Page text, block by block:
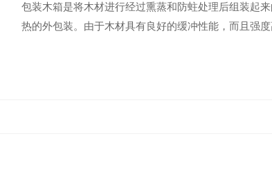
包装木箱是将木材进行经过熏蒸和防蛀处理后组装起
热的外包装。由于木材具有良好的缓冲性能，而且强